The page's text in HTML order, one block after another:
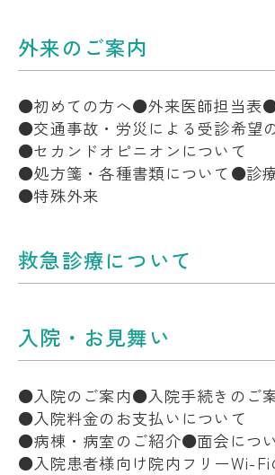
外来のご案内
初めての方へ 外来医師担当表
交通事故・労災による受診希望
セカンドオピニオンについて
処方箋・各種書類について
診
特殊外来
救急診療について
入院・お見舞い
入院のご案内
入院手続きのご
入院料金のお支払いについて
病棟・病室のご紹介
面会につ
入院患者様向け院内フリーWi-Fi